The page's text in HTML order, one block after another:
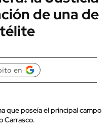
de una de
en
que poseía el principal campo
Carrasco.